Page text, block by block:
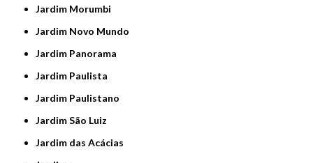
Jardim Morumbi
Jardim Novo Mundo
Jardim Panorama
Jardim Paulista
Jardim Paulistano
Jardim São Luiz
Jardim das Acácias